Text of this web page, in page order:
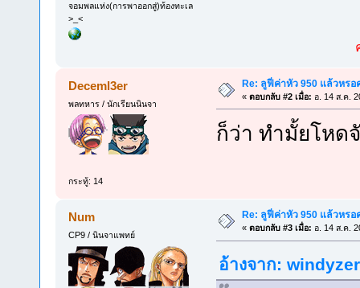
จอมพลแห่ง(การพาออกสู่)ท้องทะเล
>_<
Deceml3er
พลทหาร / นักเรียนนินจา
กระทู้: 14
Re: ลูฟี่ค่าหัว 950 แล้วหรอ
« ตอบกลับ #2 เมื่อ: อ. 14 ส.ค.
ก็ว่า ทำมั้ยโห
Num
CP9 / นินจาแพทย์
Re: ลูฟี่ค่าหัว 950 แล้วหรอ
« ตอบกลับ #3 เมื่อ: อ. 14 ส.ค.
อ้างจาก: